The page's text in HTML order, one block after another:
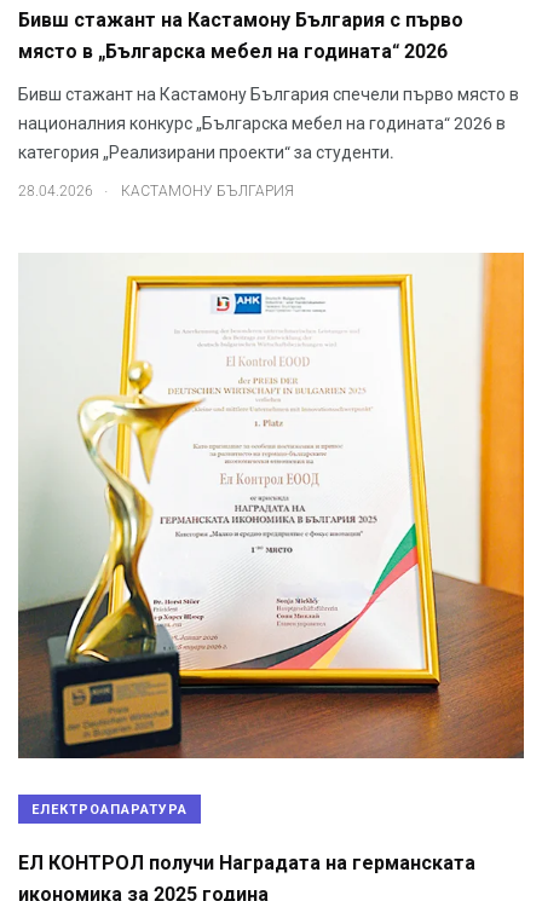
Бивш стажант на Кастамону България с първо
място в „Българска мебел на годината“ 2026
Бивш стажант на Кастамону България спечели първо място в
националния конкурс „Българска мебел на годината“ 2026 в
категория „Реализирани проекти“ за студенти.
28.04.2026 . КАСТАМОНУ БЪЛГАРИЯ
ЕЛЕКТРОАПАРАТУРА
ЕЛ КОНТРОЛ получи Наградата на германската
икономика за 2025 година